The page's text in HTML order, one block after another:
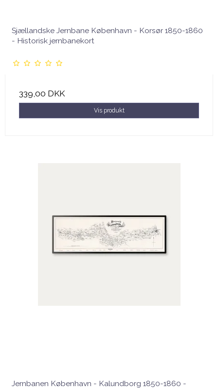
Sjællandske Jernbane København - Korsør 1850-1860
- Historisk jernbanekort
339,00 DKK
Vis produkt
Jernbanen København - Kalundborg 1850-1860 -